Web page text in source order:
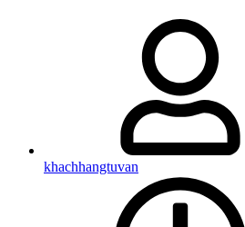
khachhangtuvan